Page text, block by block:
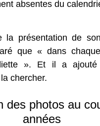
absentes du
la présentation de
que « dans
». Et il a ajouté
chercher.
des photos au
années